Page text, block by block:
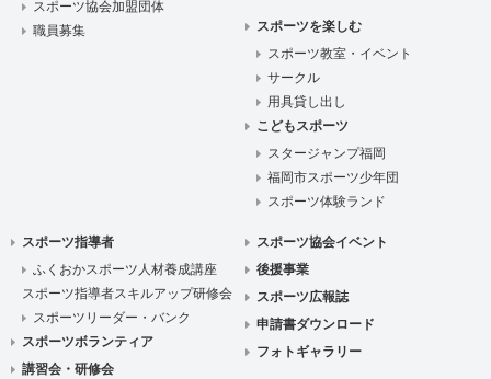
スポーツ協会加盟団体
職員募集
スポーツを楽しむ
スポーツ教室・イベント
サークル
用具貸し出し
こどもスポーツ
スタージャンプ福岡
福岡市スポーツ少年団
スポーツ体験ランド
スポーツ指導者
ふくおかスポーツ人材養成講座
スポーツ指導者スキルアップ研修会
スポーツリーダー・バンク
スポーツボランティア
講習会・研修会
スポーツ協会イベント
後援事業
スポーツ広報誌
申請書ダウンロード
フォトギャラリー